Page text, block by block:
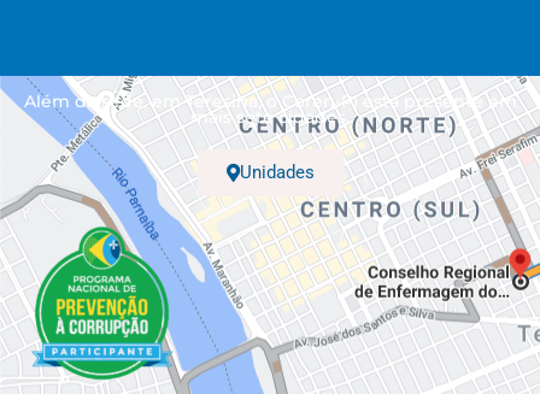
Além da sede, em Teresina, o Coren-PI está presente em
mais sete cidades.
Unidades